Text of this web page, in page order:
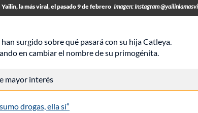
la más viral, el pasado 9 de febrero Imagen: Instagram
surgido sobre qué pasará con su hija Catleya.
en cambiar el nombre de su primogénita.
mayor interés
drogas, ella sí”